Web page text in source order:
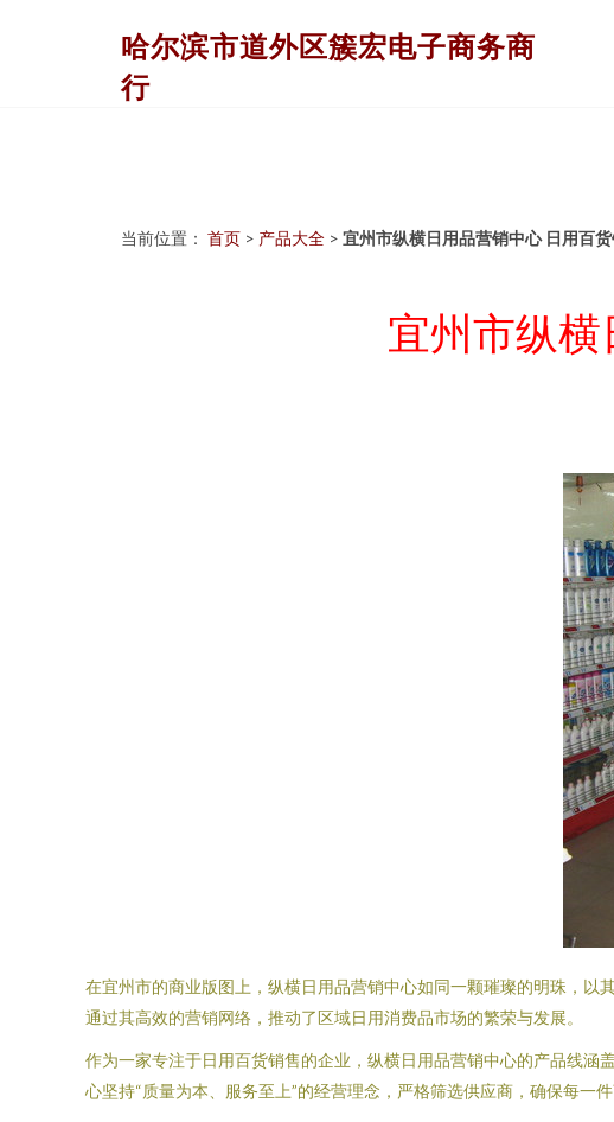
哈尔滨市道外区簇宏电子商务商
行
当前位置： 首页 > 产品大全 > 宜州市纵横日用品营销中心 日用百
宜州市纵
在宜州市的商业版图上，纵横日用品营销中心如同一颗璀璨的明珠，
通过其高效的营销网络，推动了区域日用消费品市场的繁荣与发展。
作为一家专注于日用百货销售的企业，纵横日用品营销中心的产品线
心坚持“质量为本、服务至上”的经营理念，严格筛选供应商，确保每一